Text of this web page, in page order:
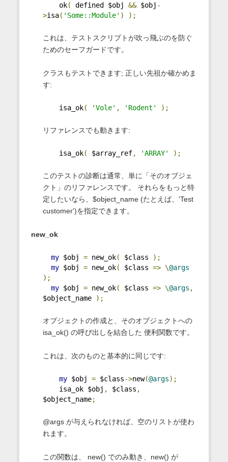
ok( defined $obj && $obj -
>isa( 'Some::Module' ) );
これは、テストスクリプトが吹っ飛ぶのを防ぐ
ためのセーフガードです。
クラスもテストできます; 正しい先祖か確かめま
す:
isa_ok( 'Vole' , 'Rodent' );
リファレンスでも動きます:
isa_ok( $array_ref, 'ARRAY' );
このテストの診断は通常、単に「そのオブジェ
クト」のリファレンスです。 それらをもっと特
定したいなら、$object_name (たとえば、'Test
customer')を指定できます。
new_ok
my $obj = new_ok( $class
);
my $obj = new_ok( $class => \@args
);
my $obj = new_ok( $class => \@args ,
$object_name
);
オブジェクトの作成と、そのオブジェクトへの
isa_ok() の呼び出しを結合した 便利関数です。
これは、次のものと基本的に同じです:
my $obj = $class->new(@args);
isa_ok $obj , $class ,
$object_name;
@args が与えられなければ、空のリストが使わ
れます。
この関数は、 new() でのみ動き、new() が